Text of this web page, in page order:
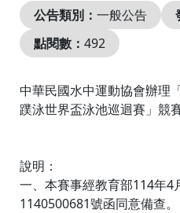
公告類別： 一般公告
點閱數： 492
中華民國水中運動協會辦理
蹼泳世界盃泳池巡迴賽」競
說明：
一、本賽事經教育部114年4
1140500681號函同意備查。